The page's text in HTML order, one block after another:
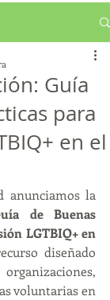
Guía
para
en el
anunciamos la
de Buenas
LGTBIQ+ en
diseñado
voluntarias en